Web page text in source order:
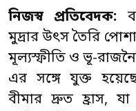
নিজস্ব প্রতিবেদক:
মুদ্রার উৎস তৈরি
মূল্যস্ফীতি ও ভূ-
এর সঙ্গে যুক্ত হয়েছে
বীমার দ্রুত হ্রাস,